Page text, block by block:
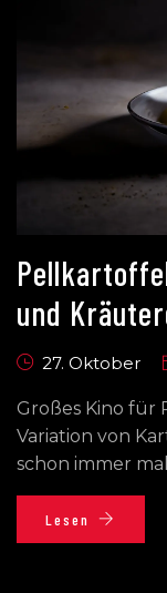
und
27. Oktober
Großes Kino für
Variation von
schon immer
Lesen